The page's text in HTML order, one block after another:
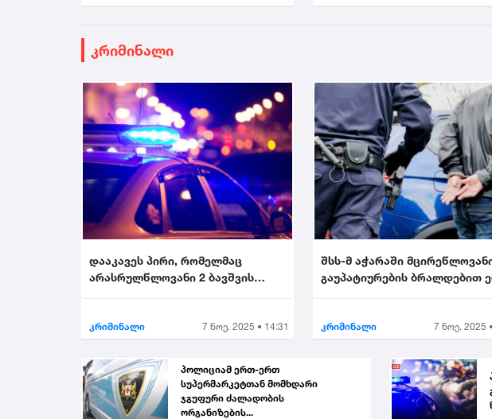
კრიმინალი
დააკავეს პირი, რომელმაც
არასრულწლოვანი 2 ბავშვის
კრიმინალი 7 ნოე. 2025 • 14:31
შსს-მ აჭარაში
გაუპატიურების ბრალდებით
კრიმინალი 7 ნოე. 2025
პოლიციამ ერთ-ერთ
სუპერმარკეტთან მომხდარი
ჯგუფური ძალადობის
ორგანიზების...